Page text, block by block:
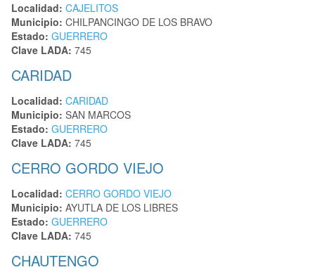
Localidad: CAJELITOS
Municipio: CHILPANCINGO DE LOS BRAVO
Estado: GUERRERO
Clave LADA: 745
CARIDAD
Localidad: CARIDAD
Municipio: SAN MARCOS
Estado: GUERRERO
Clave LADA: 745
CERRO GORDO VIEJO
Localidad: CERRO GORDO VIEJO
Municipio: AYUTLA DE LOS LIBRES
Estado: GUERRERO
Clave LADA: 745
CHAUTENGO